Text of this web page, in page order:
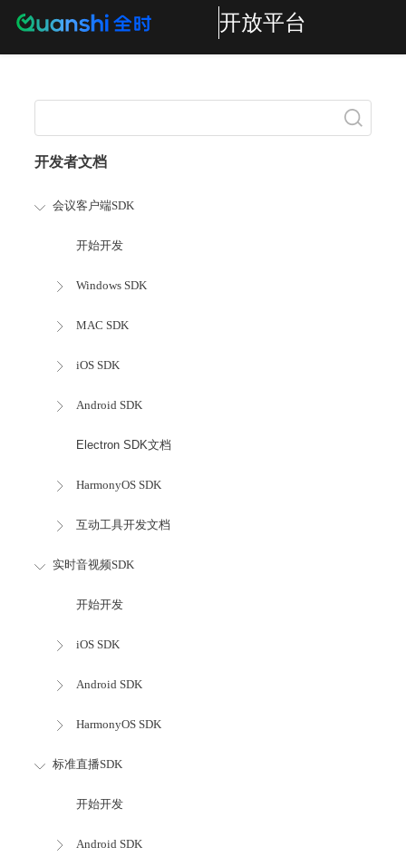
开放平台
开发者文档
会议客户端SDK
开始开发
Windows SDK
MAC SDK
iOS SDK
Android SDK
Electron SDK文档
HarmonyOS SDK
互动工具开发文档
实时音视频SDK
开始开发
iOS SDK
Android SDK
HarmonyOS SDK
标准直播SDK
开始开发
Android SDK